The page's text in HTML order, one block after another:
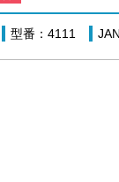
型番：4111